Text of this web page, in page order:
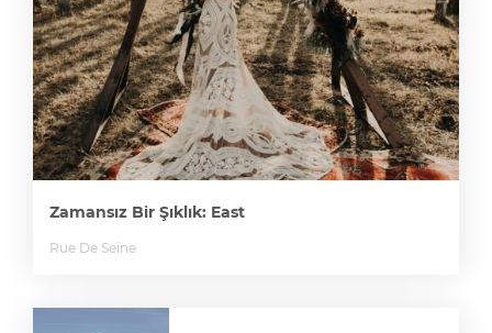
Zamansız Bir Şıklık: East
Rue De Seine